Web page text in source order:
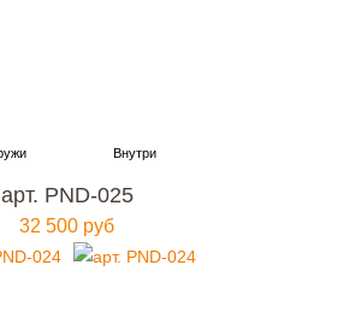
арт. PND-025
32 500 руб